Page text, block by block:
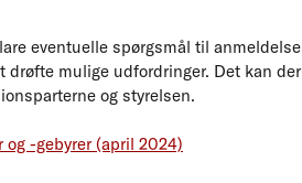
eventuelle spørgsmål til
mulige udfordringer. Det kan
og styrelsen.
-gebyrer (april 2024)